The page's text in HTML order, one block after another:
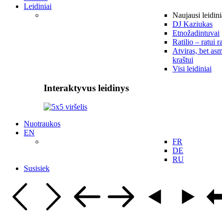
Leidiniai
Naujausi
DJ Kaziukas
Etnožadintuvai
Ratilio – ratui
Atviras, bet
kraštui
Visi leidiniai
Interaktyvus leidinys
Nuotraukos
EN
FR
DE
RU
Susisiek